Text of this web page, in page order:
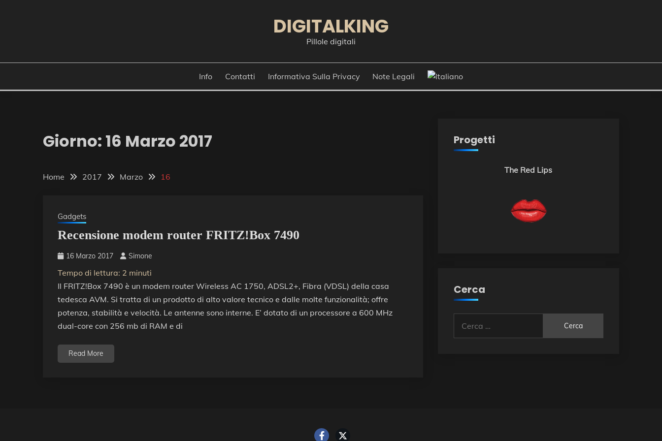
DIGITALKING
Pillole digitali
Info Contatti Informativa Sulla Privacy Note Legali
Giorno: 16 Marzo 2017
Home 2017 Marzo 16
Gadgets
Recensione modem router FRITZ!Box 7490
16 Marzo 2017 Simone
Tempo di lettura: 2 minuti
Il FRITZ!Box 7490 è un modem router Wireless AC 1750, ADSL2+, Fibra (VDSL) della casa
tedesca AVM. Si tratta di un prodotto di alto valore tecnico e dalle molte funzionalità; offre
potenza, stabilità e velocità. Le antenne sono interne. E’ dotato di un processore a 600 MHz
dual-core con 256 mb di RAM e di
Read More
Progetti
The Red Lips
Cerca
per: